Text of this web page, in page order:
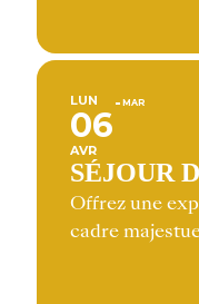
LUN
06
AVR
MAR
SÉJOUR
Offrez une
cadre